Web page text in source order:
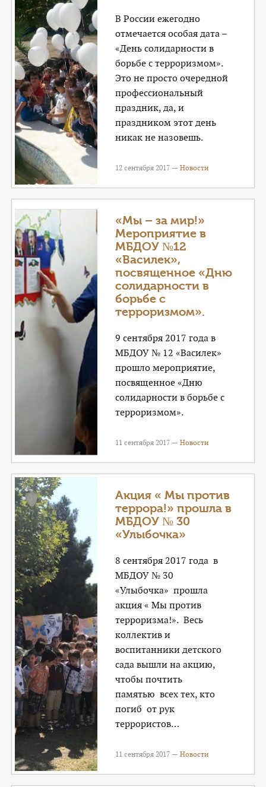
В России ежегодно
отмечается особая дата –
«День солидарности в
борьбе с терроризмом».
Это не просто очередной
профессиональный
праздник, да, и
праздником этот день
никак не назовешь.
12 сентября 2017 —Новости
«Мы – за мир!»
Мероприятие в
МБДОУ №12
«Василек»,
посвященное «Дню
солидарности в
борьбе с
терроризмом».
9 сентября 2017 года в
МБДОУ № 12 «Василек»
прошло мероприятие,
посвященное «Дню
солидарности в борьбе с
терроризмом».
11 сентября 2017 —Новости
Акция « Мы против
террора!» прошла в
МБДОУ № 30
«Улыбочка»
8 сентября 2017 года в
МБДОУ № 30
«Улыбочка» прошла
акция « Мы против
терроризма!». Весь
коллектив и
воспитанники детского
сада вышли на акцию,
чтобы почтить
памятью всех тех, кто
погиб от рук
террористов…
11 сентября 2017 —Новости